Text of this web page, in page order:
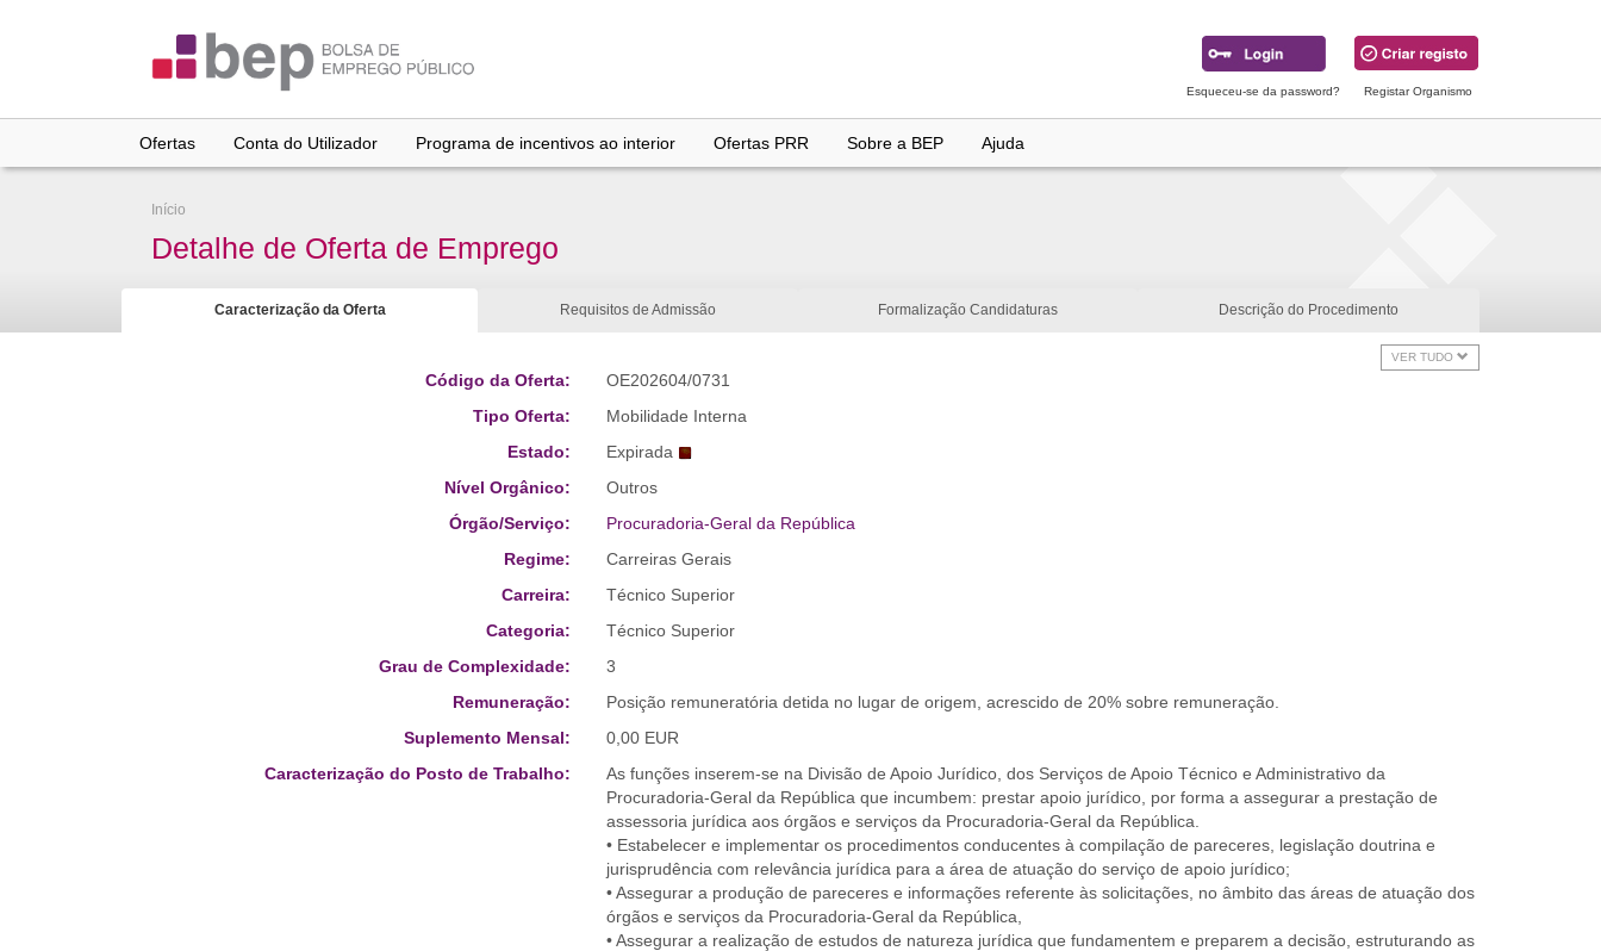
Esqueceu-se da password? Registar Organismo
Ofertas Conta do Utilizador Programa de incentivos ao interior Ofertas PRR Sobre a BEP Ajuda
Início
Detalhe de Oferta de Emprego
Caracterização da Oferta Requisitos de Admissão Formalização Candidaturas Descrição do Procedimento
VER TUDO
Código da Oferta:
OE202604/0731
Tipo Oferta:
Mobilidade Interna
Estado:
Expirada
Nível Orgânico:
Outros
Órgão/Serviço:
Procuradoria-Geral da República
Regime:
Carreiras Gerais
Carreira:
Técnico Superior
Categoria:
Técnico Superior
Grau de Complexidade:
3
Remuneração:
Posição remuneratória detida no lugar de origem, acrescido de 20% sobre remuneração.
Suplemento Mensal:
0,00 EUR
Caracterização do Posto de Trabalho:
As funções inserem-se na Divisão de Apoio Jurídico, dos Serviços de Apoio Técnico e Administrativo da
Procuradoria-Geral da República que incumbem: prestar apoio jurídico, por forma a assegurar a prestação de
assessoria jurídica aos órgãos e serviços da Procuradoria-Geral da República.
• Estabelecer e implementar os procedimentos conducentes à compilação de pareceres, legislação doutrina e
jurisprudência com relevância jurídica para a área de atuação do serviço de apoio jurídico;
• Assegurar a produção de pareceres e informações referente às solicitações, no âmbito das áreas de atuação dos
órgãos e serviços da Procuradoria-Geral da República,
• Assegurar a realização de estudos de natureza jurídica que fundamentem e preparem a decisão, estruturando as